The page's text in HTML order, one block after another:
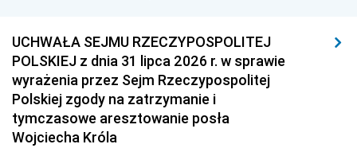
UCHWAŁA SEJMU RZECZYPOSPOLITEJ
POLSKIEJ z dnia 31 lipca 2026 r. w sprawie
wyrażenia przez Sejm Rzeczypospolitej
Polskiej zgody na zatrzymanie i
tymczasowe aresztowanie posła
Wojciecha Króla